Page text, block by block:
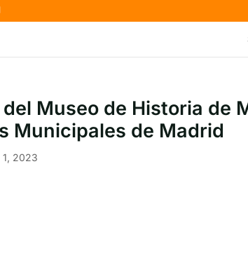
Museo de Historia de
Municipales de Madrid
1, 2023